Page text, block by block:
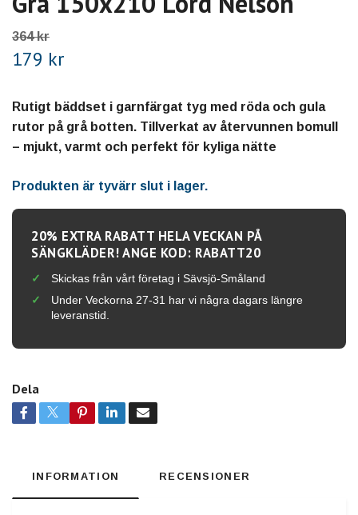
364 kr
179 kr
Rutigt bäddset i garnfärgat tyg med röda och gula
rutor på grå botten. Tillverkat av återvunnen bomull
– mjukt, varmt och perfekt för kyliga nätte
Produkten är tyvärr slut i lager.
20% EXTRA RABATT HELA VECKAN PÅ
SÄNGKLÄDER! ANGE KOD: RABATT20
Skickas från vårt företag i Sävsjö-Småland
Under Veckorna 27-31 har vi några dagars längre
leveranstid.
Dela
INFORMATION RECENSIONER